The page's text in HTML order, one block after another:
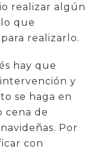
realizar algún
que
realizarlo.
hay que
y
se haga en
cena de
Por
con